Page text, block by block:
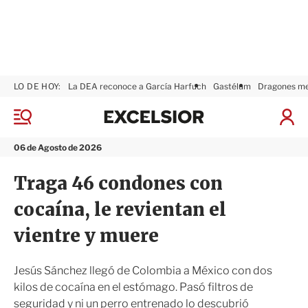
M
n
06 de Agosto de 2026
LO DE HOY: La DEA reconoce a García Harfuch Gastélum Dragones
I
x
i
r
Traga 46 condones con
cocaína, le revientan el
vientre y muere
Jesús Sánchez llegó de Colombia a México con dos
kilos de cocaína en el estómago. Pasó filtros de
seguridad y ni un perro entrenado lo descubrió